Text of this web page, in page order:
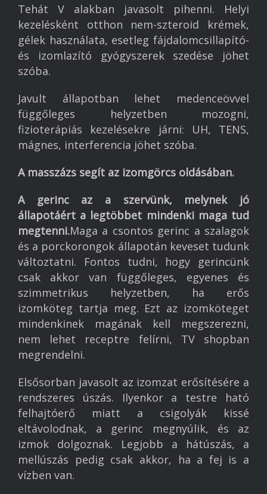
Tehát V alakban javasolt pihenni. Helyi
kezelésként otthon nem-szteroid krémek,
gélek használata, esetleg fájdalomcsillapító-
és izomlazító gyógyszerek szedése jöhet
szóba.
Javult állapotban lehet medenceövvel
függőleges helyzetben mozogni,
fizioterápiás kezelésekre járni: UH, TENS,
mágnes, interferencia jöhet szóba.
A masszázs segít az izomgörcs oldásában.
A gerinc az a szervünk, melynek jó
állapotáért a legtöbbet mindenki maga tud
megtenni.Maga a csontos gerinc a szalagok
és a porckorongok állapotán keveset tudunk
változtatni. Fontos tudni, hogy gerincünk
csak akkor van függőleges, egyenes és
szimmetrikus helyzetben, ha erős
izomköteg tartja meg. Ezt az izomköteget
mindenkinek magának kell megszerezni,
nem lehet receptre felírni, TV shopban
megrendelni.
Elsősorban javasolt az izomzat erősítésére a
rendszeres úszás. Ilyenkor a testre ható
felhajtóerő miatt a csigolyák kissé
eltávolodnak, a gerinc megnyúlik, és az
izmok dolgoznak. Legjobb a hátúszás, a
mellúszás pedig csak akkor, ha a fej is a
vízben van.